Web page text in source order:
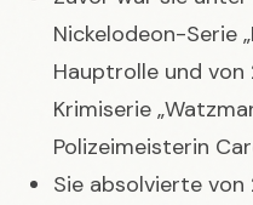
Nickelodeon-Serie
Hauptrolle und von
Krimiserie
Polizeimeisterin
Sie absolvierte von